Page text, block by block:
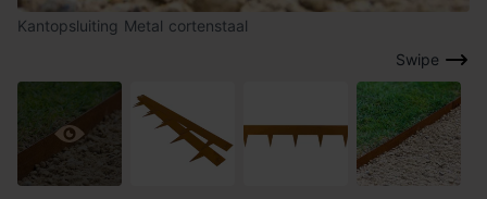
Swipe
Kantopsluiting Metal cortenstaal